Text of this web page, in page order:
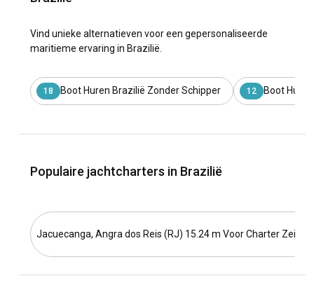
Vind unieke alternatieven voor een gepersonaliseerde
maritieme ervaring in Brazilië.
18 Boot Huren Brazilië Zonder Schipper 12 Boot
Populaire jachtcharters in Brazilië
Jacuecanga, Angra dos Reis (RJ) 15.24 m Voor Charter